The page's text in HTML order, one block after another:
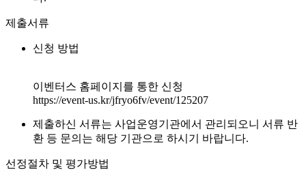
제출서류
신청 방법
이벤터스 홈페이지를 통한 신청
https://event-us.kr/jfryo6fv/event/125207
제출하신 서류는 사업운영기관에서 관리되오니 서류 반
환 등 문의는 해당 기관으로 하시기 바랍니다.
선정절차 및 평가방법